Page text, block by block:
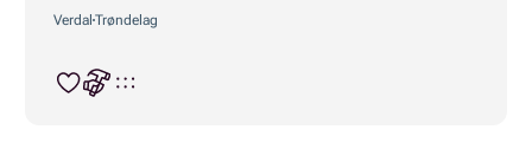
VerdalTrøndelag